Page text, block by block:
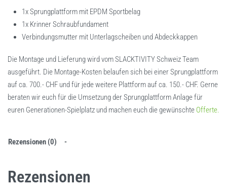
1x Sprungplattform mit EPDM Sportbelag
1x Krinner Schraubfundament
Verbindungsmutter mit Unterlagscheiben und Abdeckkappen
Die Montage und Lieferung wird vom SLACKTIVITY Schweiz Team
ausgeführt. Die Montage-Kosten belaufen sich bei einer Sprungplattform
auf ca. 700.- CHF und für jede weitere Plattform auf ca. 150.- CHF. Gerne
beraten wir euch für die Umsetzung der Sprungplattform Anlage für
euren Generationen-Spielplatz und machen euch die gewünschte Offerte.
Rezensionen (0)
Rezensionen